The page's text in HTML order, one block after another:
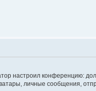
настроил конференцию:
личные сообщения,